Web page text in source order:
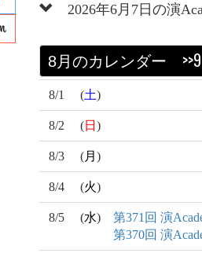
2026年6月7日の演
8月のカレンダー
8/1 (土)
8/2 (日 )
8/3 (月 )
8/4 (火)
8/5 (水)
第371回 演
第370回 演